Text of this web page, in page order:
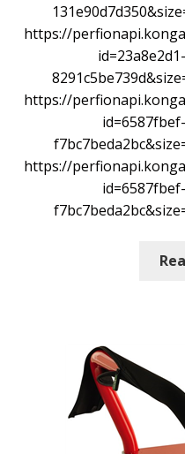
https://
https://
https://